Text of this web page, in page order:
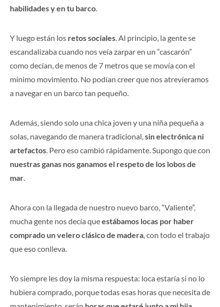
habilidades y en tu barco.
Y luego están los retos sociales. Al principio, la gente se
escandalizaba cuando nos veía zarpar en un “cascarón”
como decían, de menos de 7 metros que se movía con el
mínimo movimiento. No podían creer que nos atrevíeramos
a navegar en un barco tan pequeño.
Además, siendo solo una chica joven y una niña pequeña a
solas, navegando de manera tradicional,sin electrónica ni
artefactos. Pero eso cambió rápidamente. Supongo que con
nuestras ganas nos ganamos el respeto de los lobos de
mar.
Ahora con la llegada de nuestro nuevo barco, “Valiente”,
mucha gente nos decía queestábamos locas por haber
comprado un velero clásico de madera, con todo el trabajo
que eso conlleva.
Yo siempre les doy la misma respuesta: loca estaría si no lo
hubiera comprado, porque todas esas horas que necesita de